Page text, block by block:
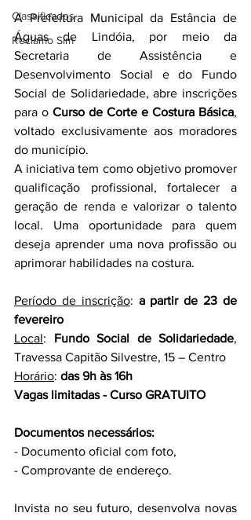
Classificados
Reclamo Sim
A Prefeitura Municipal da Estância de
Águas de Lindóia, por meio da
Secretaria de Assistência e
Desenvolvimento Social e do Fundo
Social de Solidariedade, abre inscrições
para o Curso de Corte e Costura Básica,
voltado exclusivamente aos moradores
do município.
A iniciativa tem como objetivo promover
qualificação profissional, fortalecer a
geração de renda e valorizar o talento
local. Uma oportunidade para quem
deseja aprender uma nova profissão ou
aprimorar habilidades na costura.
Período de inscrição: a partir de 23 de
fevereiro
Local: Fundo Social de Solidariedade,
Travessa Capitão Silvestre, 15 – Centro
Horário: das 9h às 16h
Vagas limitadas - Curso GRATUITO
Documentos necessários:
- Documento oficial com foto,
- Comprovante de endereço.
Invista no seu futuro, desenvolva novas